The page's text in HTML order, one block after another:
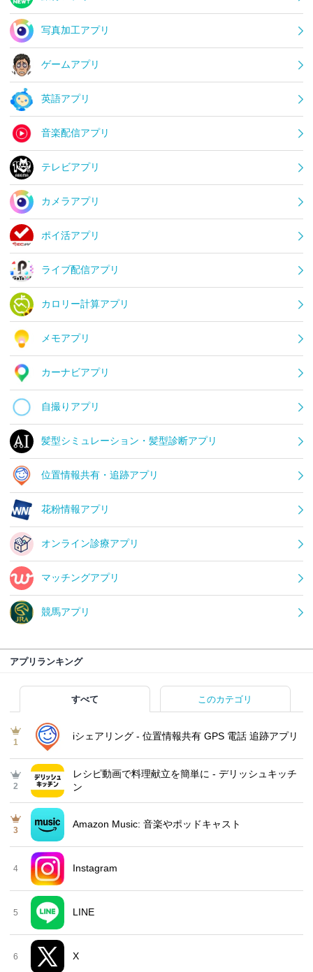
写真加工アプリ
ゲームアプリ
英語アプリ
音楽配信アプリ
テレビアプリ
カメラアプリ
ポイ活アプリ
ライブ配信アプリ
カロリー計算アプリ
メモアプリ
カーナビアプリ
自撮りアプリ
髪型シミュレーション・髪型診断アプリ
位置情報共有・追跡アプリ
花粉情報アプリ
オンライン診療アプリ
マッチングアプリ
競馬アプリ
アプリランキング
すべて このカテゴリ
1
iシェアリング - 位置情報共有 GPS 電話 追跡アプリ
2
レシピ動画で料理献立を簡単‪に - デリッシュキッチ
ン
3
Amazon Music: 音楽やポッドキャスト
4 Instagram
5 LINE
6 X